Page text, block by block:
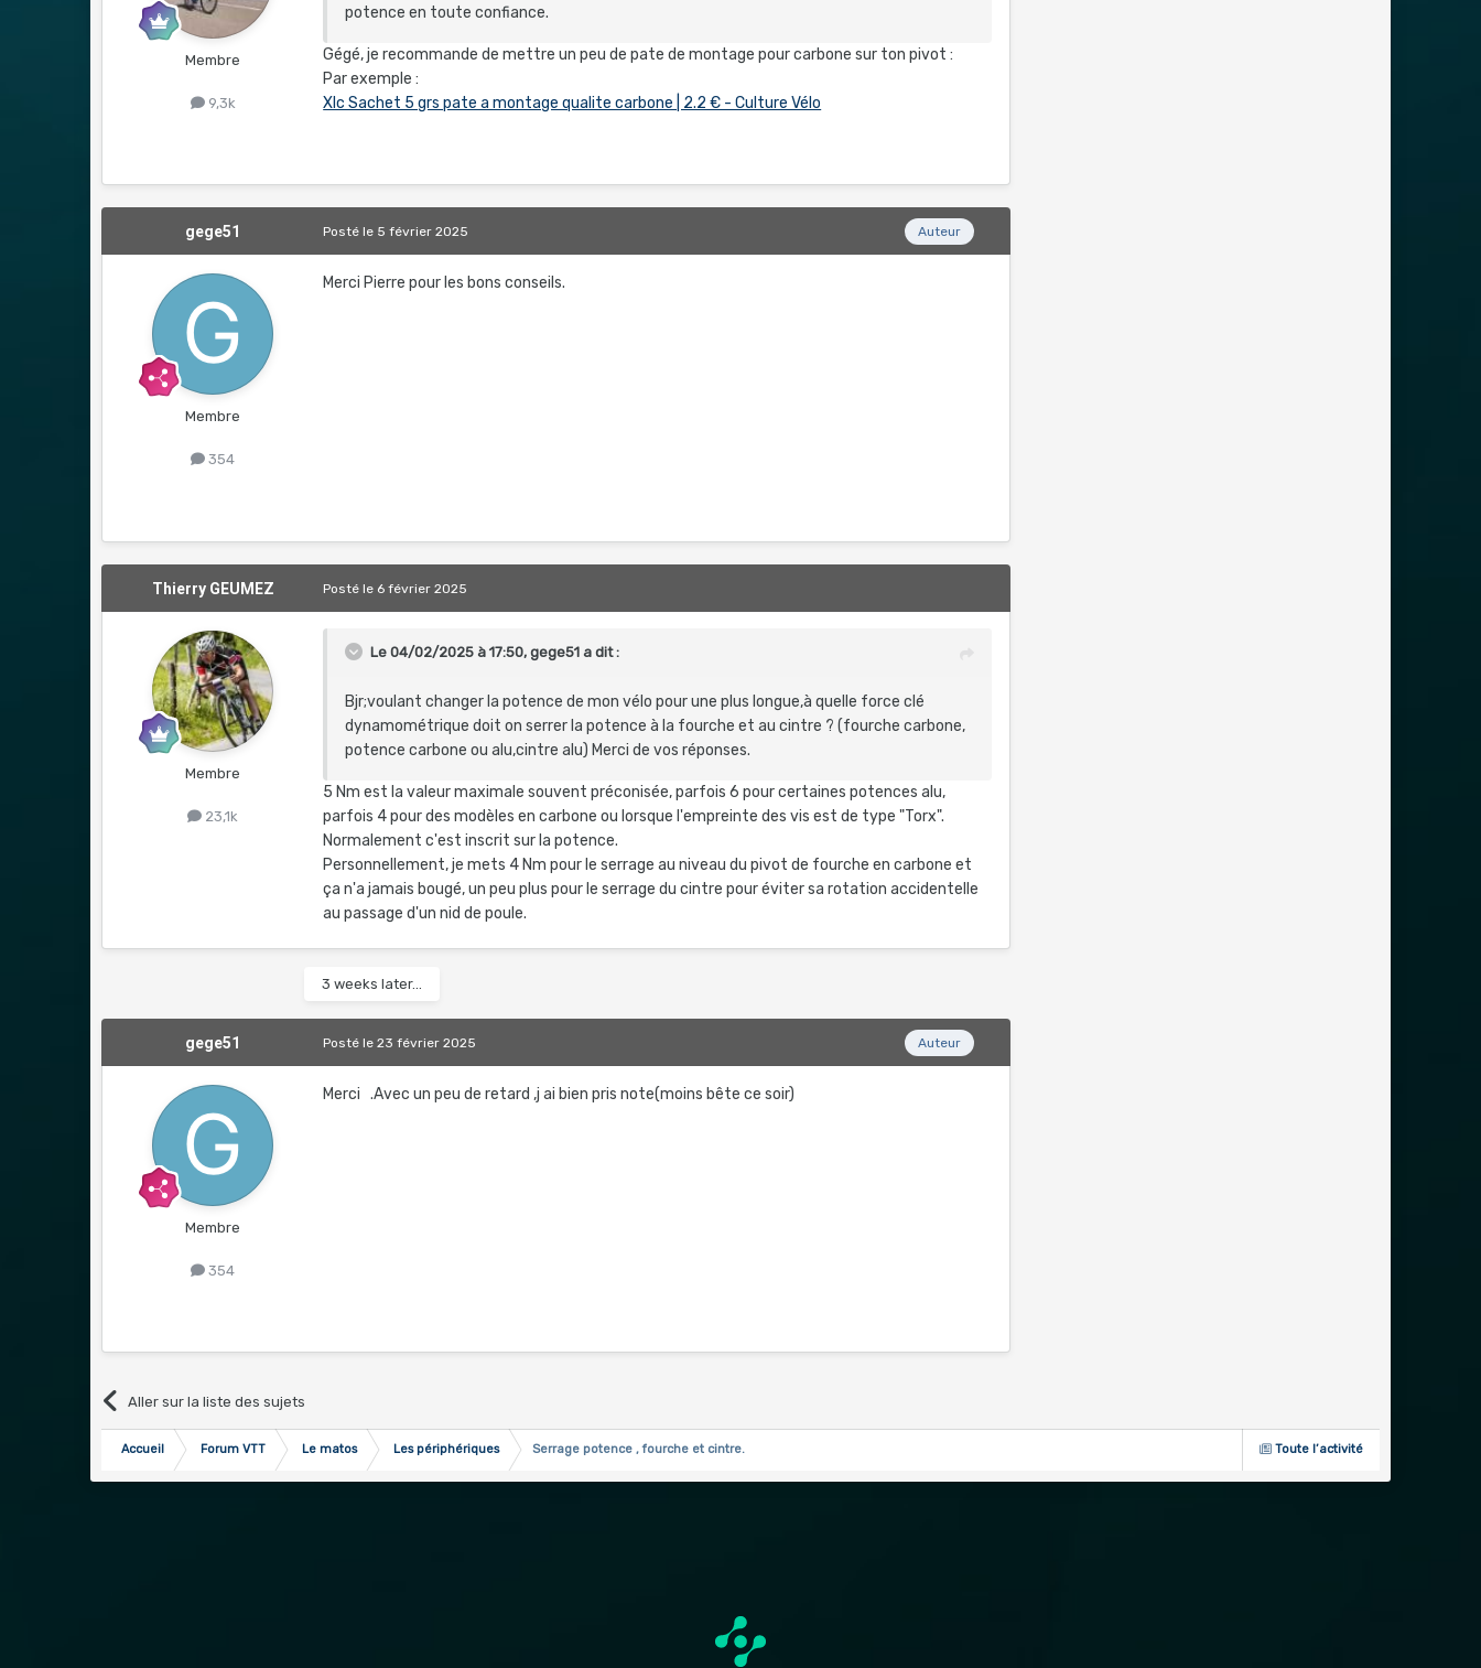
Membre
9,3k
potence en toute confiance.
Gégé, je recommande de mettre un peu de pate de montage pour carbone sur ton pivot:
Par exemple:
Xlc Sachet 5 grs pate a montage qualite carbone | 2.2 € - Culture Vélo
gege51
Membre
354
Auteur
Postéle 5 février 2025
Merci Pierre pour les bons conseils.
Thierry GEUMEZ
Membre
23,1k
Postéle 6 février 2025
Le 04/02/2025 à 17:50,gege51 a dit :
Bjr;voulant changer la potence de mon vélo pour une plus longue,à quelle force clé
dynamométrique doit on serrer la potence à la fourche et au cintre ? (fourche carbone,
potence carbone ou alu,cintre alu) Merci de vos réponses.
5 Nm est la valeur maximale souvent préconisée, parfois 6 pour certaines potences alu,
parfois 4 pour des modèles en carbone ou lorsque l'empreinte des vis est de type "Torx".
Normalement c'est inscrit sur la potence.
Personnellement, je mets 4 Nm pour le serrage au niveau du pivot de fourche en carbone et
ça n'a jamais bougé, un peu plus pour le serrage du cintre pour éviter sa rotation accidentelle
au passage d'un nid de poule.
3 weeks later...
gege51
Membre
354
Auteur
Postéle 23 février 2025
Merci .Avec un peu de retard ,j ai bien pris note(moins bête ce soir)
Aller sur la liste des sujets
Toute l’activité
Accueil Forum VTT Le matos Les périphériques Serrage potence , fourche et cintre.